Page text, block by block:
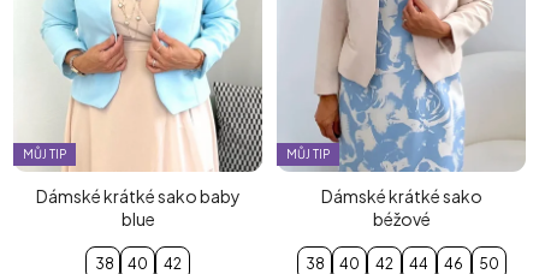
MŮJ TIP
Dámské krátké sako baby
blue
38 40 42
MŮJ TIP
Dámské krátké sako
béžové
38 40 42 44 46 50